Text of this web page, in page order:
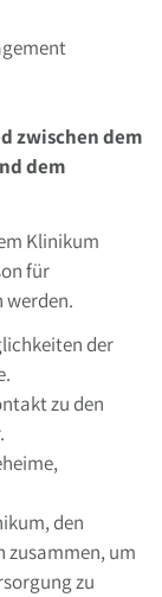
zwischen dem
dem
Klinikum
für
der
zu den
den
zusammen, um
zu